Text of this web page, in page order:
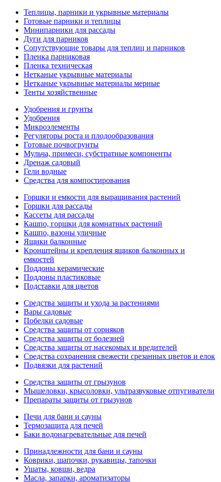
Теплицы, парники и укрывные материалы
Готовые парники и теплицы
Минипарники для рассады
Дуги для парников
Сопутствующие товары для теплиц и парников
Пленка парниковая
Пленка техническая
Нетканые укрывные материалы
Нетканые укрывные материалы мерные
Тенты хозяйственные
Удобрения и грунты
Удобрения
Микроэлементы
Регуляторы роста и плодообразования
Готовые почвогрунты
Мульча, примеси, субстратные компоненты
Дренаж садовый
Гели водные
Средства для компостирования
Горшки и емкости для выращивания растений
Горшки для рассады
Кассеты для рассады
Кашпо, горшки для комнатных растений
Кашпо, вазоны уличные
Ящики балконные
Кронштейны и крепления ящиков балконных и
емкостей
Поддоны керамические
Поддоны пластиковые
Подставки для цветов
Средства защиты и ухода за растениями
Вары садовые
Побелки садовые
Средства защиты от сорняков
Средства защиты от болезней
Средства защиты от насекомых и вредителей
Средства сохранения свежести срезанных цветов и елок
Подвязки для растений
Средства защиты от грызунов
Мышеловки, крысоловки, ультразвуковые отпугиватели
Препараты защиты от грызунов
Печи для бани и сауны
Термозащита для печей
Баки водонагревательные для печей
Принадлежности для бани и сауны
Коврики, шапочки, рукавицы, тапочки
Ушаты, ковши, ведра
Масла, запарки, ароматизаторы